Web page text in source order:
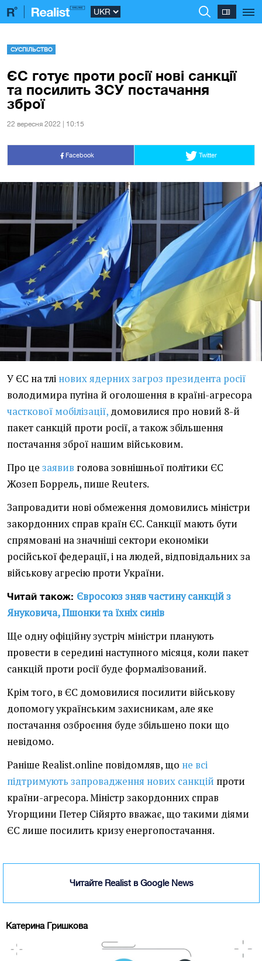
СУСПІЛЬСТВО
ЄС готує проти росії нові санкції
та посилить ЗСУ постачання
зброї
22 вересня 2022 | 10:15
Facebook Twitter
У ЄС на тлі нових ядерних загроз президента росії
володимира путіна й оголошення в країні-агресора
часткової мобілізації, домовилися про новий 8-й
пакет санкцій проти росії, а також збільшення
постачання зброї нашим військовим.
Про це заявив голова зовнішньої політики ЄС
Жозеп Боррель, пише Reuters.
Запровадити нові обмеження домовились міністри
закордонних справ країн ЄС. Санкції мають бути
спрямовані на значніші сектори економіки
російської федерації, і на людей, відповідальних за
військову агресію проти України.
Читай також: Євросоюз зняв частину санкцій з
Януковича, Пшонки та їхніх синів
Ще одну офіційну зустріч міністри планують
провести в середині наступного місяця, коли пакет
санкцій проти росії буде формалізований.
Крім того, в ЄС домовилися посилити військову
допомогу українським захисникам, але яке
постачання озброєння буде збільшено поки що
невідомо.
Раніше Realist.online повідомляв, що не всі
підтримують запровадження нових санкцій проти
країни-агресора. Міністр закордонних справ
Угорщини Петер Сійярто вважає, що такими діями
ЄС лише посилить кризу енергопостачання.
Читайте Realist в Google News
Катерина Гришкова